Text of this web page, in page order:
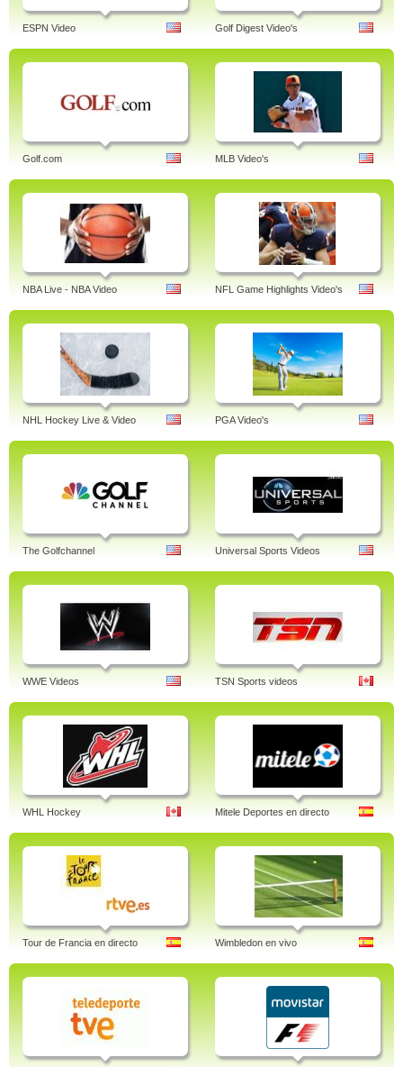
ESPN Video Golf Digest Video's
Golf.com MLB Video's
NBA Live - NBA Video NFL Game Highlights Video's
NHL Hockey Live & Video PGA Video's
The Golfchannel Universal Sports Videos
WWE Videos TSN Sports videos
WHL Hockey Mitele Deportes en directo
Tour de Francia en directo Wimbledon en vivo